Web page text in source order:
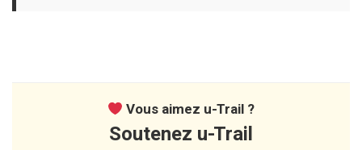
Vous aimez u-Trail ?
Soutenez u-Trail